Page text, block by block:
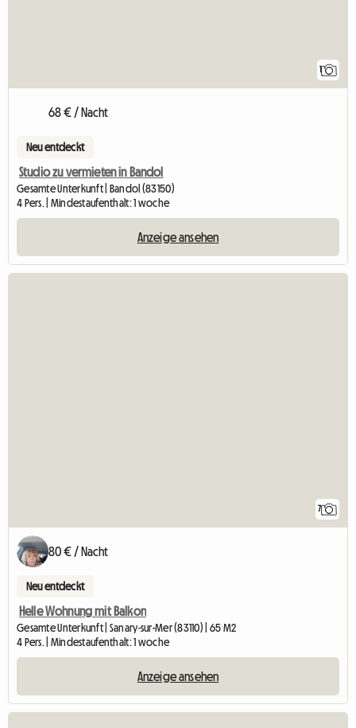
68 € / Nacht
Neu entdeckt
Studio zu vermieten in Bandol
Gesamte Unterkunft | Bandol (83150)
4 Pers. | Mindestaufenthalt: 1 woche
Anzeige ansehen
7
80 € / Nacht
Neu entdeckt
Helle Wohnung mit Balkon
Gesamte Unterkunft | Sanary-sur-Mer (83110) | 65 M2
4 Pers. | Mindestaufenthalt: 1 woche
Anzeige ansehen